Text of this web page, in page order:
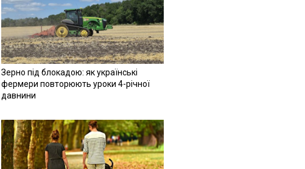
Зерно під блокадою: як українські
фермери повторюють уроки 4-річної
давнини